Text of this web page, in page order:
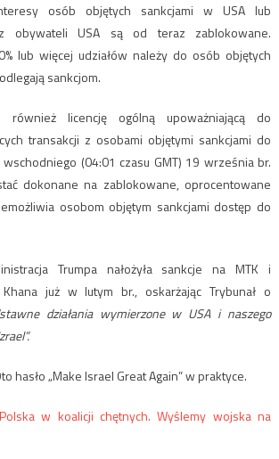
osób objętych sankcjami w USA lub
obywateli USA są od teraz zablokowane.
lub więcej udziałów należy do osób objętych
sankcjom.
również licencję ogólną upoważniającą do
transakcji z osobami objętymi sankcjami do
(04:01 czasu GMT) 19 września br.
dokonane na zablokowane, oprocentowane
osobom objętym sankcjami dostęp do
Trumpa nałożyła sankcje na MTK i
już w lutym br., oskarżając Trybunał o
działania wymierzone w USA i naszego
hasło „Make Israel Great Again” w praktyce.
Polska w koalicji chętnych. Wyślemy wojska na